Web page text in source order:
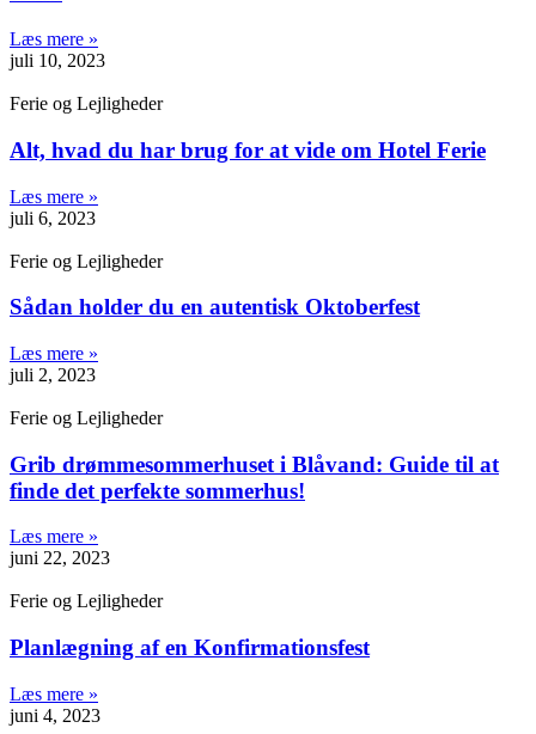
Læs mere »
juli 10, 2023
Ferie og Lejligheder
Alt, hvad du har brug for at vide om Hotel Ferie
Læs mere »
juli 6, 2023
Ferie og Lejligheder
Sådan holder du en autentisk Oktoberfest
Læs mere »
juli 2, 2023
Ferie og Lejligheder
Grib drømmesommerhuset i Blåvand: Guide til at
finde det perfekte sommerhus!
Læs mere »
juni 22, 2023
Ferie og Lejligheder
Planlægning af en Konfirmationsfest
Læs mere »
juni 4, 2023